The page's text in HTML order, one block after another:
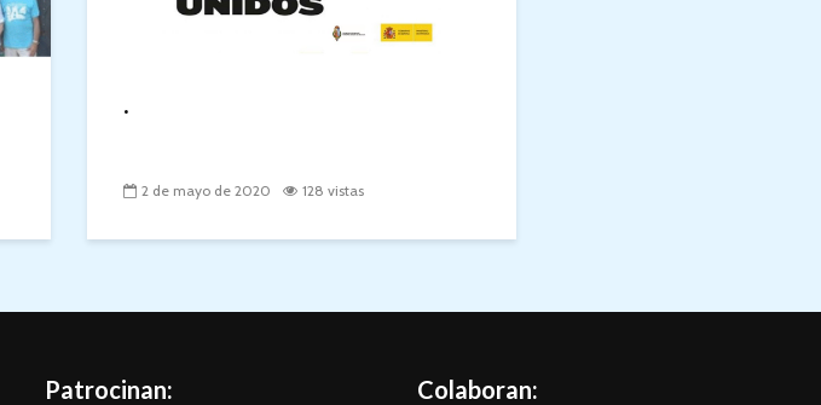
.
2 de mayo de 2020 128 vistas
Patrocinan: Colaboran: